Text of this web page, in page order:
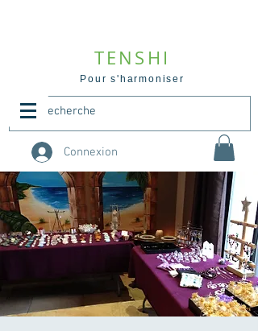
TENSHI
Pour s'harmoniser
Connexion